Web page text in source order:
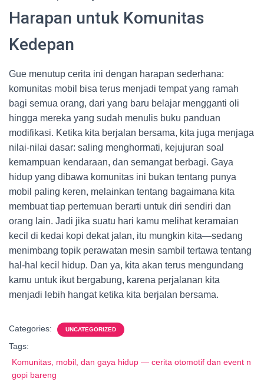
Harapan untuk Komunitas
Kedepan
Gue menutup cerita ini dengan harapan sederhana:
komunitas mobil bisa terus menjadi tempat yang ramah
bagi semua orang, dari yang baru belajar mengganti oli
hingga mereka yang sudah menulis buku panduan
modifikasi. Ketika kita berjalan bersama, kita juga menjaga
nilai-nilai dasar: saling menghormati, kejujuran soal
kemampuan kendaraan, dan semangat berbagi. Gaya
hidup yang dibawa komunitas ini bukan tentang punya
mobil paling keren, melainkan tentang bagaimana kita
membuat tiap pertemuan berarti untuk diri sendiri dan
orang lain. Jadi jika suatu hari kamu melihat keramaian
kecil di kedai kopi dekat jalan, itu mungkin kita—sedang
menimbang topik perawatan mesin sambil tertawa tentang
hal-hal kecil hidup. Dan ya, kita akan terus mengundang
kamu untuk ikut bergabung, karena perjalanan kita
menjadi lebih hangat ketika kita berjalan bersama.
Categories: UNCATEGORIZED
Tags:
Komunitas, mobil, dan gaya hidup — cerita otomotif dan event n
gopi bareng